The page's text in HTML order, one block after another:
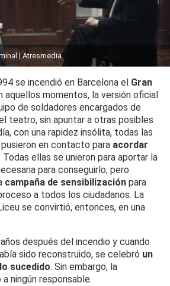
| Atresmedia
se incendió en Barcelona el Gran
aquellos momentos, la versión oficial
de soldadores encargados de
teatro, sin apuntar a otras posibles
con una rapidez insólita, todas las
en contacto para acordar
Todas ellas se unieron para aportar la
para conseguirlo, pero
campaña de sensibilización para
a todos los ciudadanos. La
se convirtió, entonces, en una
después del incendio y cuando
sido reconstruido, se celebró un
sucedido. Sin embargo, la
ningún responsable.